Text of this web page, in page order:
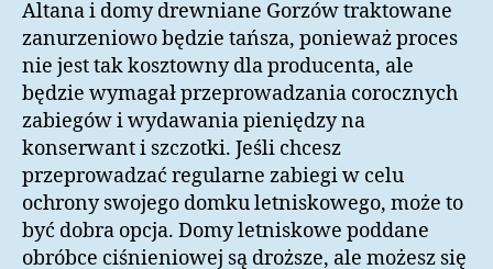
Altana i domy drewniane Gorzów traktowane
zanurzeniowo będzie tańsza, ponieważ proces
nie jest tak kosztowny dla producenta, ale
będzie wymagał przeprowadzania corocznych
zabiegów i wydawania pieniędzy na
konserwant i szczotki. Jeśli chcesz
przeprowadzać regularne zabiegi w celu
ochrony swojego domku letniskowego, może to
być dobra opcja. Domy letniskowe poddane
obróbce ciśnieniowej są droższe, ale możesz się